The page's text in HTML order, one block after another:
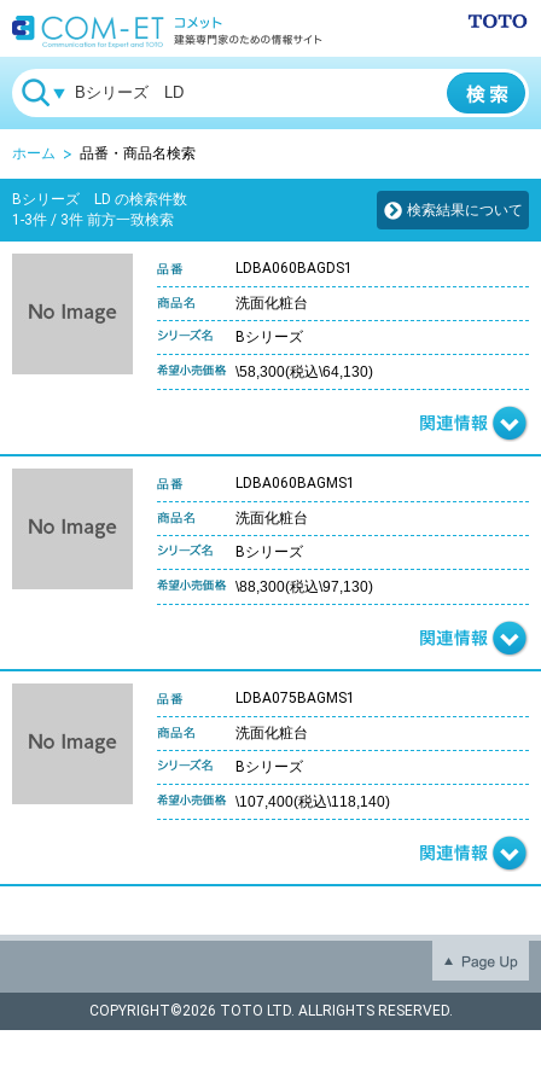
ホーム 品番・商品名検索
Bシリーズ LD の検索件数
1-3件 / 3件 前方一致検索
検索結果について
LDBA060BAGDS1
洗面化粧台
Bシリーズ
\58,300(税込\64,130)
LDBA060BAGMS1
洗面化粧台
Bシリーズ
\88,300(税込\97,130)
LDBA075BAGMS1
洗面化粧台
Bシリーズ
\107,400(税込\118,140)
COPYRIGHT©2026 TOTO LTD. ALLRIGHTS RESERVED.